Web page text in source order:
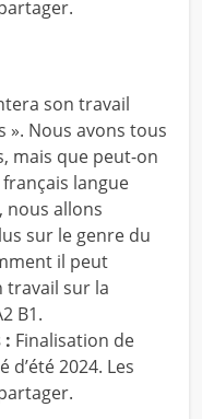
son travail
». Nous avons tous
mais que peut-on
langue
nous allons
sur le genre du
il peut
travail sur la
B1.
: Finalisation de
d’été 2024. Les